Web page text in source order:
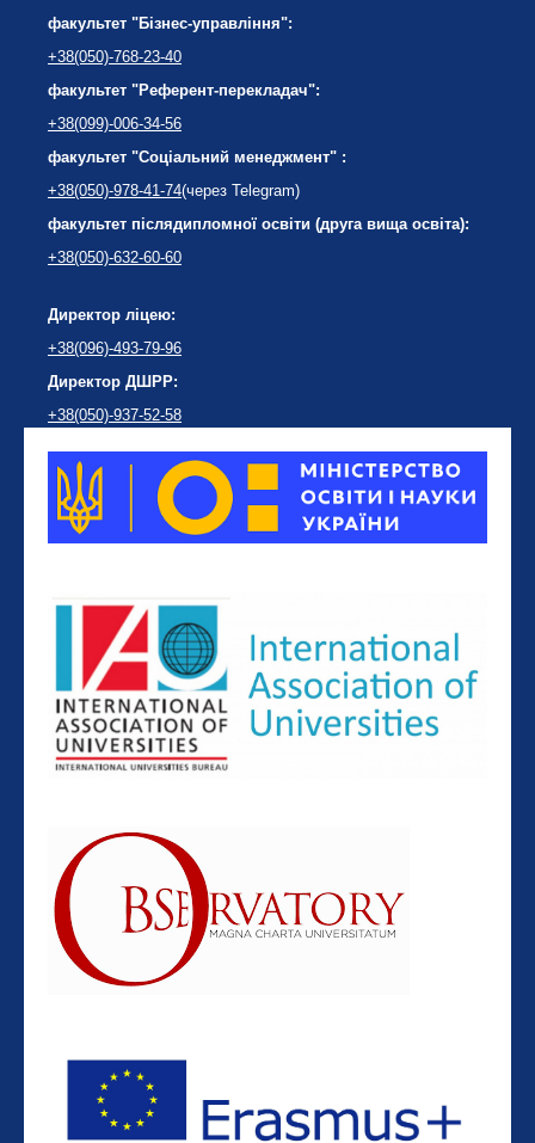
факультет "Бізнес-управління":
+38(050)-768-23-40
факультет "Референт-перекладач":
+38(099)-006-34-56
факультет "Соціальний менеджмент" :
+38(050)-978-41-74(через Telegram)
факультет післядипломної освіти (друга вища освіта):
+38(050)-632-60-60
Директор ліцею:
+38(096)-493-79-96
Директор ДШРР:
+38(050)-937-52-58